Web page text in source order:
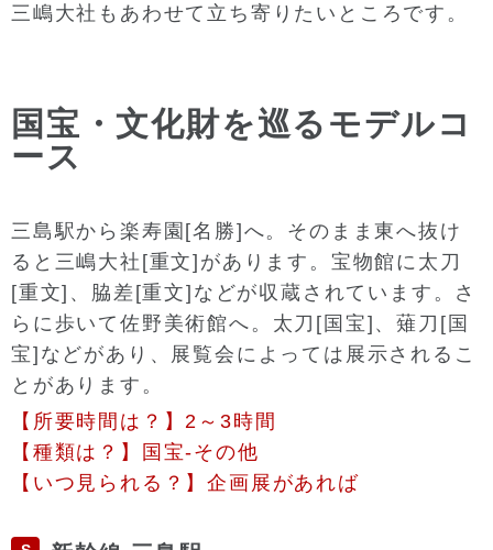
三嶋大社もあわせて立ち寄りたいところです。
国宝・文化財を巡るモデルコ
ース
三島駅から楽寿園[名勝]へ。そのまま東へ抜け
ると三嶋大社[重文]があります。宝物館に太刀
[重文]、脇差[重文]などが収蔵されています。さ
らに歩いて佐野美術館へ。太刀[国宝]、薙刀[国
宝]などがあり、展覧会によっては展示されるこ
とがあります。
【所要時間は？】2～3時間
【種類は？】国宝-その他
【いつ見られる？】企画展があれば